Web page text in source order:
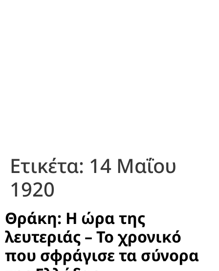
Ετικέτα: 14 Μαΐου
1920
Θράκη: Η ώρα της
λευτεριάς – Το χρονικό
που σφράγισε τα σύνορα